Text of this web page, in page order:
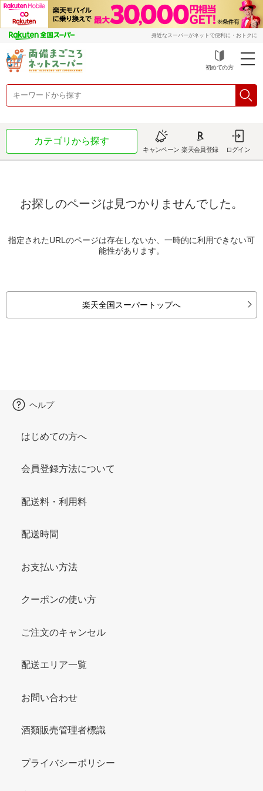
身近なスーパーがネットで便利に・おトクに
初めての方
カテゴリから探す
キャンペーン 楽天会員登録 ログイン
お探しのページは見つかりませんでした。
指定されたURLのページは存在しないか、一時的に利用できない可
能性があります。
楽天全国スーパートップへ
ヘルプ
はじめての方へ
会員登録方法について
配送料・利用料
配送時間
お支払い方法
クーポンの使い方
ご注文のキャンセル
配送エリア一覧
お問い合わせ
酒類販売管理者標識
プライバシーポリシー